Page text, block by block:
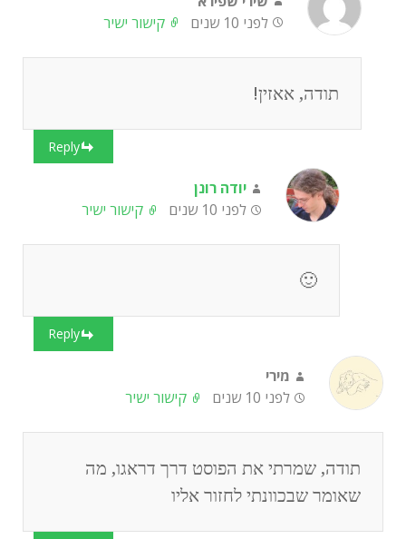
לפני 10 שנים
קישור ישיר
תודה, אאזין!
Reply
יודה רונן
לפני 10 שנים
קישור ישיר
🙂
Reply
מירי
לפני 10 שנים
קישור ישיר
תודה, שמרתי את הפוסט דרך דראגו, מה
שאומר שבכוונתי לחזור אליו